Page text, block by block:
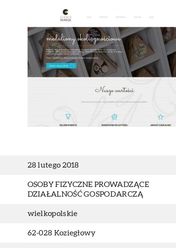
28 lutego 2018
OSOBY FIZYCZNE PROWADZĄCE
DZIAŁALNOŚĆ GOSPODARCZĄ
wielkopolskie
62-028 Koziegłowy